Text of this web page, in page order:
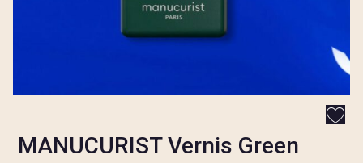
MANUCURIST Vernis Green